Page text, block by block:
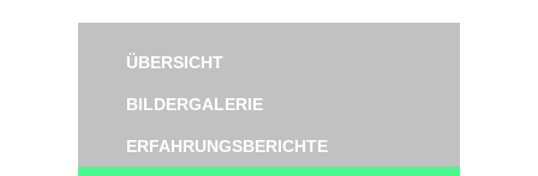
ÜBERSICHT
BILDERGALERIE
ERFAHRUNGSBERICHTE